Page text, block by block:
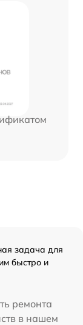
задача для
быстро и
ремонта
в нашем